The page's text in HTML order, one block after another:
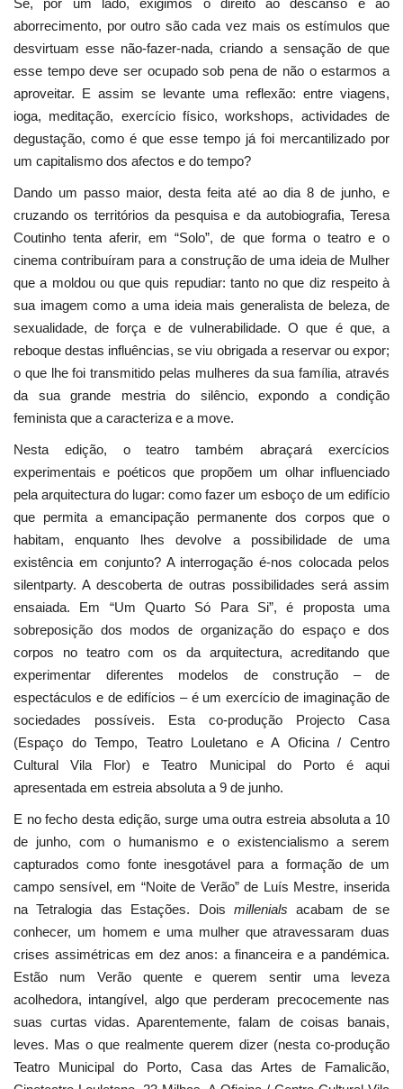
aborrecimento, por outro são cada vez mais os estímulos que
desvirtuam esse não-fazer-nada, criando a sensação de que
esse tempo deve ser ocupado sob pena de não o estarmos a
aproveitar. E assim se levante uma reflexão: entre viagens,
ioga, meditação, exercício físico, workshops, actividades de
degustação, como é que esse tempo já foi mercantilizado por
um capitalismo dos afectos e do tempo?
Dando um passo maior, desta feita até ao dia 8 de junho, e
cruzando os territórios da pesquisa e da autobiografia, Teresa
Coutinho tenta aferir, em “Solo”, de que forma o teatro e o
cinema contribuíram para a construção de uma ideia de Mulher
que a moldou ou que quis repudiar: tanto no que diz respeito à
sua imagem como a uma ideia mais generalista de beleza, de
sexualidade, de força e de vulnerabilidade. O que é que, a
reboque destas influências, se viu obrigada a reservar ou expor;
o que lhe foi transmitido pelas mulheres da sua família, através
da sua grande mestria do silêncio, expondo a condição
feminista que a caracteriza e a move.
Nesta edição, o teatro também abraçará exercícios
experimentais e poéticos que propõem um olhar influenciado
pela arquitectura do lugar: como fazer um esboço de um edifício
que permita a emancipação permanente dos corpos que o
habitam, enquanto lhes devolve a possibilidade de uma
existência em conjunto? A interrogação é-nos colocada pelos
silentparty. A descoberta de outras possibilidades será assim
ensaiada. Em “Um Quarto Só Para Si”, é proposta uma
sobreposição dos modos de organização do espaço e dos
corpos no teatro com os da arquitectura, acreditando que
experimentar diferentes modelos de construção – de
espectáculos e de edifícios – é um exercício de imaginação de
sociedades possíveis. Esta co-produção Projecto Casa
(Espaço do Tempo, Teatro Louletano e A Oficina / Centro
Cultural Vila Flor) e Teatro Municipal do Porto é aqui
apresentada em estreia absoluta a 9 de junho.
E no fecho desta edição, surge uma outra estreia absoluta a 10
de junho, com o humanismo e o existencialismo a serem
capturados como fonte inesgotável para a formação de um
campo sensível, em “Noite de Verão” de Luís Mestre, inserida
na Tetralogia das Estações. Dois millenials acabam de se
conhecer, um homem e uma mulher que atravessaram duas
crises assimétricas em dez anos: a financeira e a pandémica.
Estão num Verão quente e querem sentir uma leveza
acolhedora, intangível, algo que perderam precocemente nas
suas curtas vidas. Aparentemente, falam de coisas banais,
leves. Mas o que realmente querem dizer (nesta co-produção
Teatro Municipal do Porto, Casa das Artes de Famalicão,